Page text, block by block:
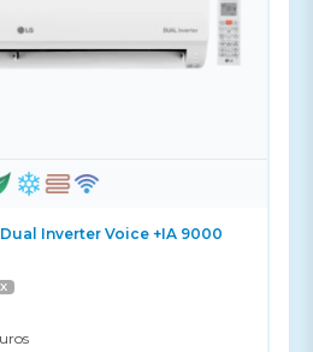
Inverter Voice +IA 9000